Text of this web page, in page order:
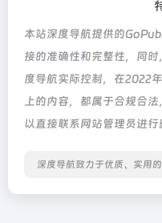
本站深度导航提供的
接的准确性和完整性，同
度导航实际控制，在2022
上的内容，都属于合规合
以直接联系网站管理员进行
深度导航致力于优质、实用